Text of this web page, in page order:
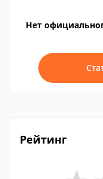
Нет
Рейтинг